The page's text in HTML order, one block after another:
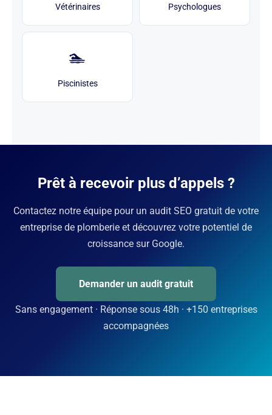
Vétérinaires Psychologues
🏊
Piscinistes
Prêt à recevoir plus d’appels ?
Contactez notre équipe pour un audit SEO gratuit de votre
entreprise de plomberie et découvrez votre potentiel de
croissance sur Google.
Demander un audit gratuit
Sans engagement · Réponse sous 48h · +150 entreprises
accompagnées